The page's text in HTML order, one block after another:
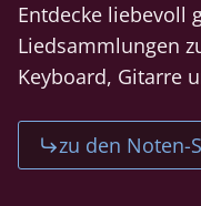
Entdecke liebevoll
Liedsammlungen
Keyboard, Gitarre
zu den Noten-